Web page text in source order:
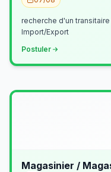
recherche d'un
Import/Export
Postuler
Magasinier /